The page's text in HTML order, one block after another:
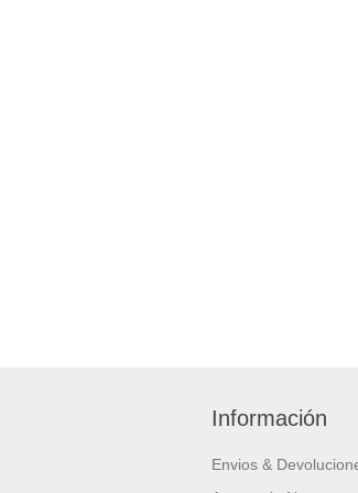
Información
Envios &